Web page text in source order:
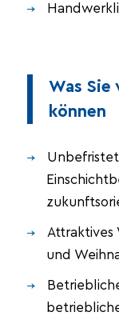
Was Sie
können
Attraktives
und